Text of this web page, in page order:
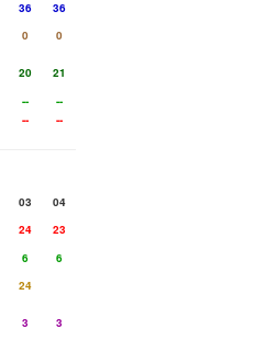
36
36
0
0
20
21
--
--
-- --
03
04
24
23
6
6
24
3
3